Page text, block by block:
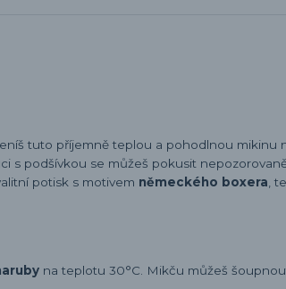
tuto příjemně teplou a pohodlnou mikinu
s podšívkou se můžeš pokusit
potisk s motivem německého boxera ,
na teplotu 30°C. Mikču můžeš